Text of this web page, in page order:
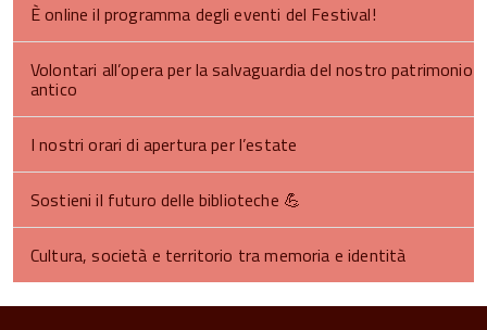
È online il programma degli eventi del Festival!
Volontari all’opera per la salvaguardia del nostro patrimonio
antico
I nostri orari di apertura per l’estate
Sostieni il futuro delle biblioteche 💪​
Cultura, società e territorio tra memoria e identità